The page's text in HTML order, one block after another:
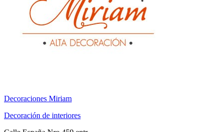
Decoraciones Miriam
Decoración de interiores